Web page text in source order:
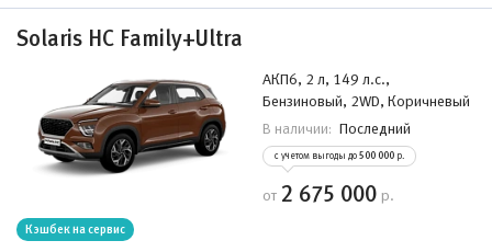
Solaris HC Family+Ultra
АКП6, 2 л, 149 л.с.,
Бензиновый, 2WD, Коричневый
В наличии: Последний
с учетом выгоды до 500 000 р.
от 2 675 000 р.
Кэшбек на сервис